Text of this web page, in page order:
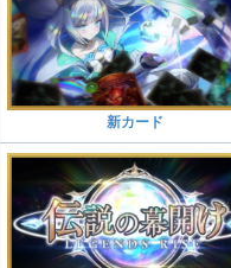
新カード